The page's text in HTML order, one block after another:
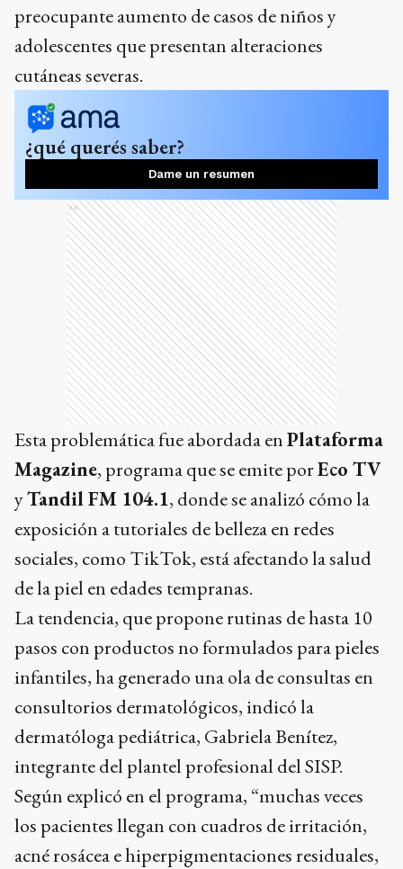
preocupante aumento de casos de niños y
adolescentes que presentan alteraciones
cutáneas severas.
¿qué querés saber?
Dame un resumen
Ads
Esta problemática fue abordada enPlataforma
Magazine, programa que se emite porEco TV
yTandil FM 104.1, donde se analizó cómo la
exposición a tutoriales de belleza en redes
sociales, como TikTok, está afectando la salud
de la piel en edades tempranas.
La tendencia, que propone rutinas de hasta 10
pasos con productos no formulados para pieles
infantiles, ha generado una ola de consultas en
consultorios dermatológicos, indicó la
dermatóloga pediátrica, Gabriela Benítez,
integrante del plantel profesional del SISP.
Según explicó en el programa, “muchas veces
los pacientes llegan con cuadros de irritación,
acné rosácea e hiperpigmentaciones residuales,